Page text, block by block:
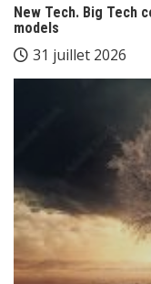
New Tech. Big Tech
models
31 juillet 2026